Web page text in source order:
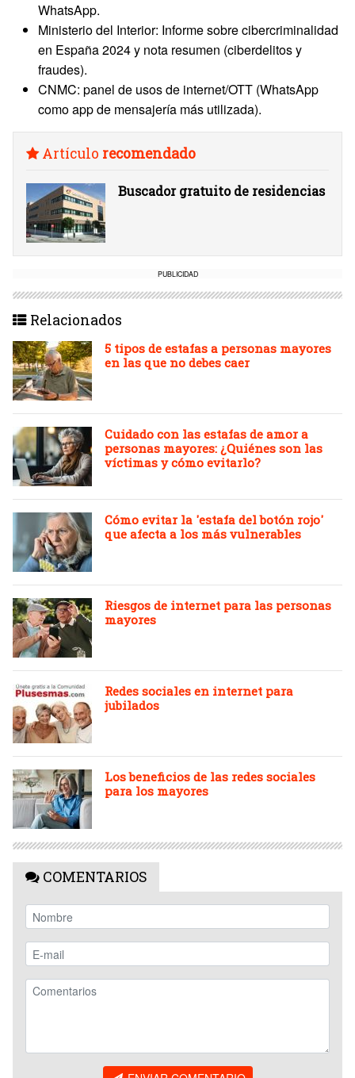
WhatsApp.
Ministerio del Interior: Informe sobre cibercriminalidad
en España 2024 y nota resumen (ciberdelitos y
fraudes).
CNMC: panel de usos de internet/OTT (WhatsApp
como app de mensajería más utilizada).
Artículo recomendado
Buscador gratuito de residencias
PUBLICIDAD
Relacionados
5 tipos de estafas a personas mayores
en las que no debes caer
Cuidado con las estafas de amor a
personas mayores: ¿Quiénes son las
víctimas y cómo evitarlo?
Cómo evitar la 'estafa del botón rojo'
que afecta a los más vulnerables
Riesgos de internet para las personas
mayores
Redes sociales en internet para
jubilados
Los beneficios de las redes sociales
para los mayores
COMENTARIOS